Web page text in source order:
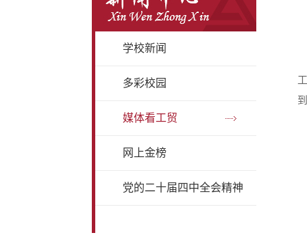
学校新闻
多彩校园
媒体看工贸
网上金榜
党的二十届四中全会精神